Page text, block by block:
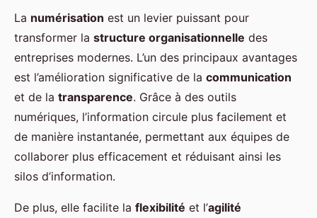
La numérisation est un levier puissant pour
transformer la structure organisationnelle des
entreprises modernes. L’un des principaux avantages
est l’amélioration significative de la communication
et de la transparence. Grâce à des outils
numériques, l’information circule plus facilement et
de manière instantanée, permettant aux équipes de
collaborer plus efficacement et réduisant ainsi les
silos d’information.
De plus, elle facilite la flexibilité et l’agilité